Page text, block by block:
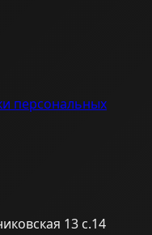
персональных
13 с.14